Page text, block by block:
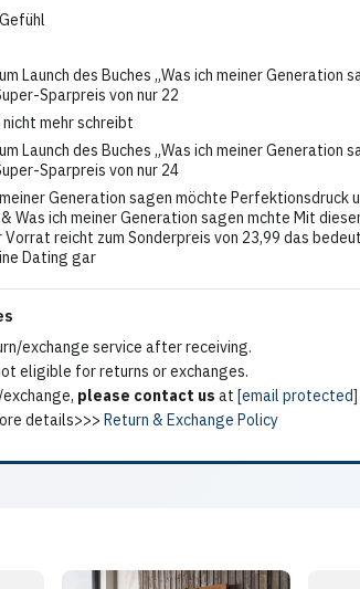
Launch des Buches „Was ich meiner
Sparpreis von nur 22
mehr schreibt
Launch des Buches „Was ich meiner
Sparpreis von nur 24
Generation sagen möchte
Was ich meiner Generation sagen mchte Mit
reicht zum Sonderpreis von 23,99 das
Dating gar
exchange service after receiving.
eligible for returns or exchanges.
please contact us at [email protected]
details>>> Return & Exchange Policy